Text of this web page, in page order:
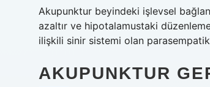
Akupunktur beyindeki işlevsel
azaltır ve hipotalamustaki
ilişkili sinir sistemi olan
AKUPUNKTUR